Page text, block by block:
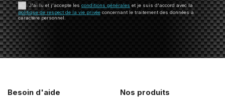
J'ai lu et j'accepte les conditions générales et je suis d'accord avec la
politique de respect de la vie privéeconcernant le traitement des données à
caractère personnel.
Besoin d'aide Nos produits